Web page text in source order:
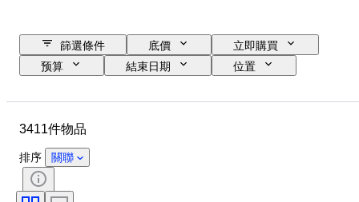
篩選條件 底價
立即購買
预算
結束日期
位置
時期
款式
版
藝術家
3411件物品
排序 關聯